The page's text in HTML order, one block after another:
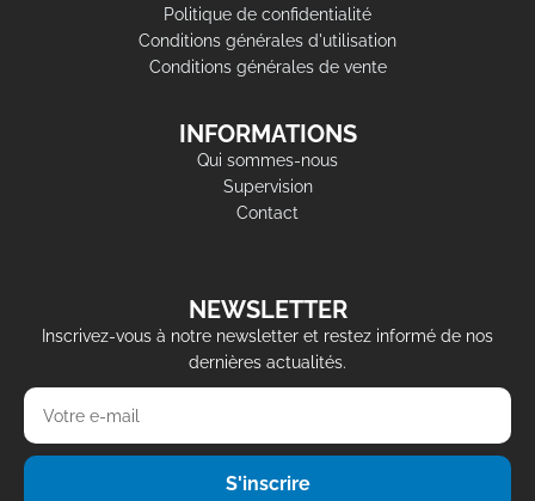
Politique de confidentialité
Conditions générales d'utilisation
Conditions générales de vente
INFORMATIONS
Qui sommes-nous
Supervision
Contact
NEWSLETTER
Inscrivez-vous à notre newsletter et restez informé de nos
dernières actualités.
S'inscrire